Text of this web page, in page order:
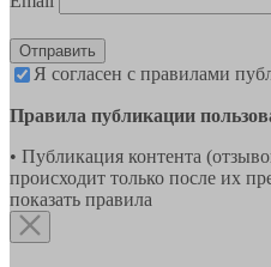
Отправить
Я согласен с правилами
Правила публикации
• Публикация контента
происходит только после их
показать правила